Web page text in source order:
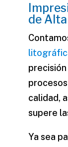
de
calidad,
supere
Ya sea